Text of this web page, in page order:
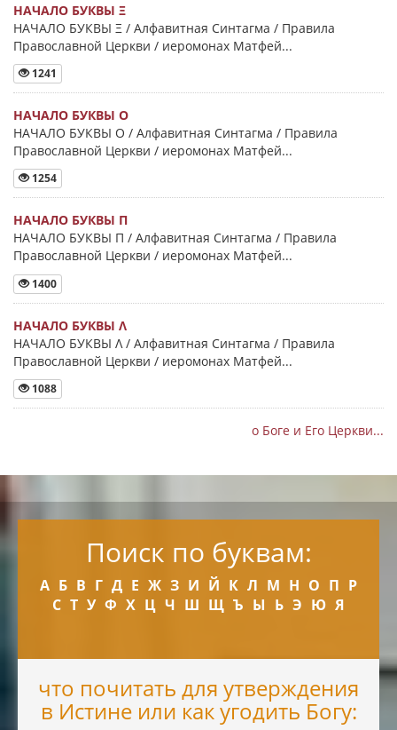
НАЧАЛО БУКВЫ Ξ
НАЧАЛО БУКВЫ Ξ / Алфавитная Синтагма / Правила
Православной Церкви / иеромонах Матфей...
1241
НАЧАЛО БУКВЫ Ο
НАЧАЛО БУКВЫ Ο / Алфавитная Синтагма / Правила
Православной Церкви / иеромонах Матфей...
1254
НАЧАЛО БУКВЫ Π
НАЧАЛО БУКВЫ Π / Алфавитная Синтагма / Правила
Православной Церкви / иеромонах Матфей...
1400
НАЧАЛО БУКВЫ Λ
НАЧАЛО БУКВЫ Λ / Алфавитная Синтагма / Правила
Православной Церкви / иеромонах Матфей...
1088
о Боге и Его Церкви...
Поиск по буквам:
А Б В Г Д Е Ж З И Й К Л М Н О П Р
С Т У Ф Х Ц Ч Ш Щ Ъ Ы Ь Э Ю Я
что почитать для утверждения
в Истине или как угодить Богу: